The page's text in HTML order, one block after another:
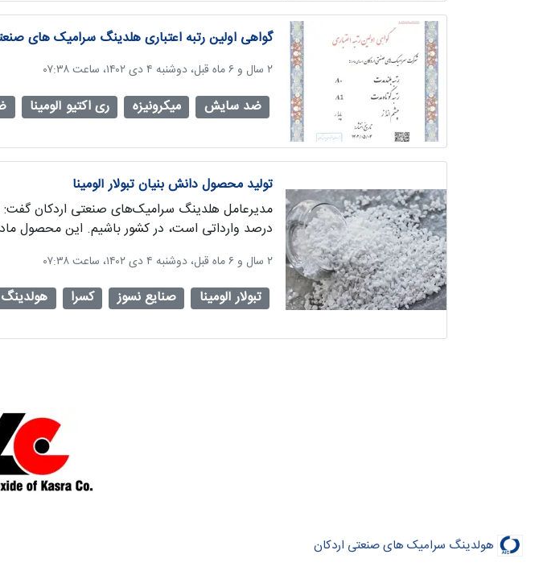
گواهی اولین رتبه اعتباری هلدینگ سرامیک های
‫۲ سال و ۶ ماه قبل، دوشنبه ۴ دی ۱۴۰۲، ساعت ۰۷:۳۸
ضد سایش میکرونیزه ری اکتیو آلومینا
تولید محصول دانش بنیان تبولار آلومینا
درصد وارداتی است، در کشور باشیم. این محصول
‫۲ سال و ۶ ماه قبل، دوشنبه ۴ دی ۱۴۰۲، ساعت ۰۷:۳۸
تبولار آلومینا صنایع نسوز کسرا هولدینگ
هولدینگ سرامیک های صنعتی اردکان